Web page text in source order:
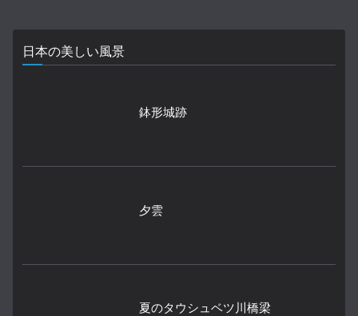
日本の美しい風景
鉢形城跡
夕雲
夏のタウシュベツ川橋梁